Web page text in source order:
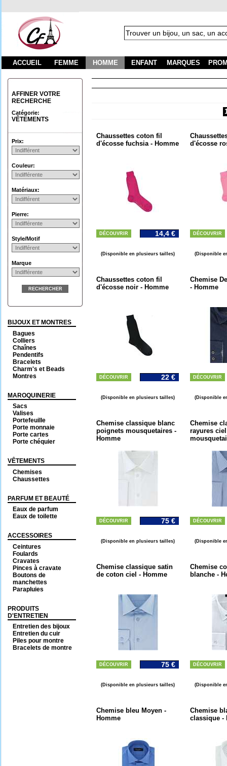
ACCUEIL FEMME HOMME ENFANT MARQUES
AFFINER VOTRE
RECHERCHE
Catégorie:
VÊTEMENTS
Prix:
Couleur:
Matériaux:
Pierre:
Style/Motif
Marque
RECHERCHER
BIJOUX ET MONTRES
Bagues
Colliers
Chaînes
Pendentifs
Bracelets
Charm's et Beads
Montres
MAROQUINERIE
Sacs
Valises
Portefeuille
Porte monnaie
Porte cartes
Porte chéquier
VÊTEMENTS
Chemises
Chaussettes
PARFUM ET BEAUTÉ
Eaux de parfum
Eaux de toilette
ACCESSOIRES
Ceintures
Foulards
Cravates
Pinces à cravate
Boutons de
manchettes
Parapluies
PRODUITS
D'ENTRETIEN
Entretien des bijoux
Entretien du cuir
Piles pour montre
Bracelets de montre
Chaussettes coton fil
d'écosse fuchsia - Homme
DÉCOUVRIR 14,4 €
(Disponible en plusieurs tailles)
d'écosse
DÉCOUVRIR
(Disponible
Chaussettes coton fil
d'écosse noir - Homme
DÉCOUVRIR 22 €
(Disponible en plusieurs tailles)
Chemise
- Homme
DÉCOUVRIR
(Disponible
Chemise classique blanc
poignets mousquetaires -
Homme
DÉCOUVRIR 75 €
(Disponible en plusieurs tailles)
Chemise
rayures
DÉCOUVRIR
(Disponible
Chemise classique satin
de coton ciel - Homme
DÉCOUVRIR 75 €
(Disponible en plusieurs tailles)
Chemise
blanche -
DÉCOUVRIR
(Disponible
Chemise bleu Moyen -
Homme
Chemise
classique -